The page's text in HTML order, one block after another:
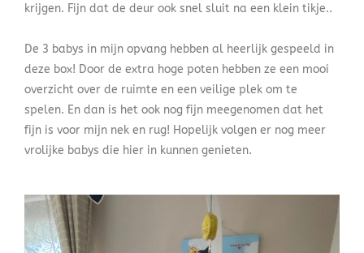
krijgen. Fijn dat de deur ook snel sluit na een klein tikje..
De 3 babys in mijn opvang hebben al heerlijk gespeeld in
deze box! Door de extra hoge poten hebben ze een mooi
overzicht over de ruimte en een veilige plek om te
spelen. En dan is het ook nog fijn meegenomen dat het
fijn is voor mijn nek en rug! Hopelijk volgen er nog meer
vrolijke babys die hier in kunnen genieten.